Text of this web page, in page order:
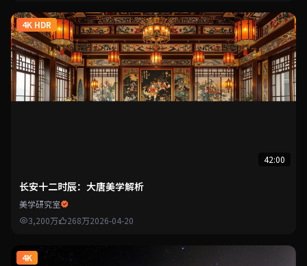
4K HDR
42:00
长安十二时辰：大唐美学解析
美学研究室
3,200万
268万2026-04-20
4K